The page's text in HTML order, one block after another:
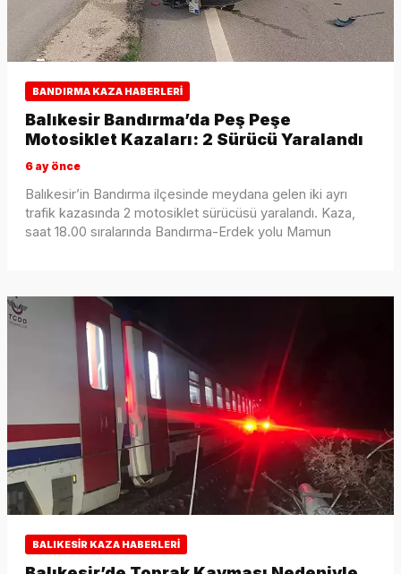
BANDIRMA KAZA HABERLERI
Balıkesir Bandırma’da Peş Peşe
Motosiklet Kazaları: 2 Sürücü Yaralandı
6 ay önce
Balıkesir’in Bandırma ilçesinde meydana gelen iki ayrı
trafik kazasında 2 motosiklet sürücüsü yaralandı. Kaza,
saat 18.00 sıralarında Bandırma-Erdek yolu Mamun
BALIKESIR KAZA HABERLERI